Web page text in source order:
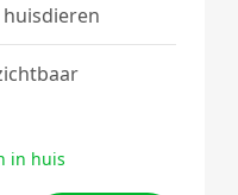
in huis